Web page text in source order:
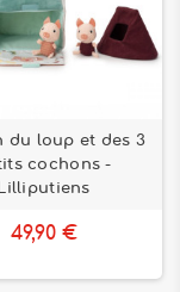
du loup et des 3
cochons -
Lilliputiens
49,90 €